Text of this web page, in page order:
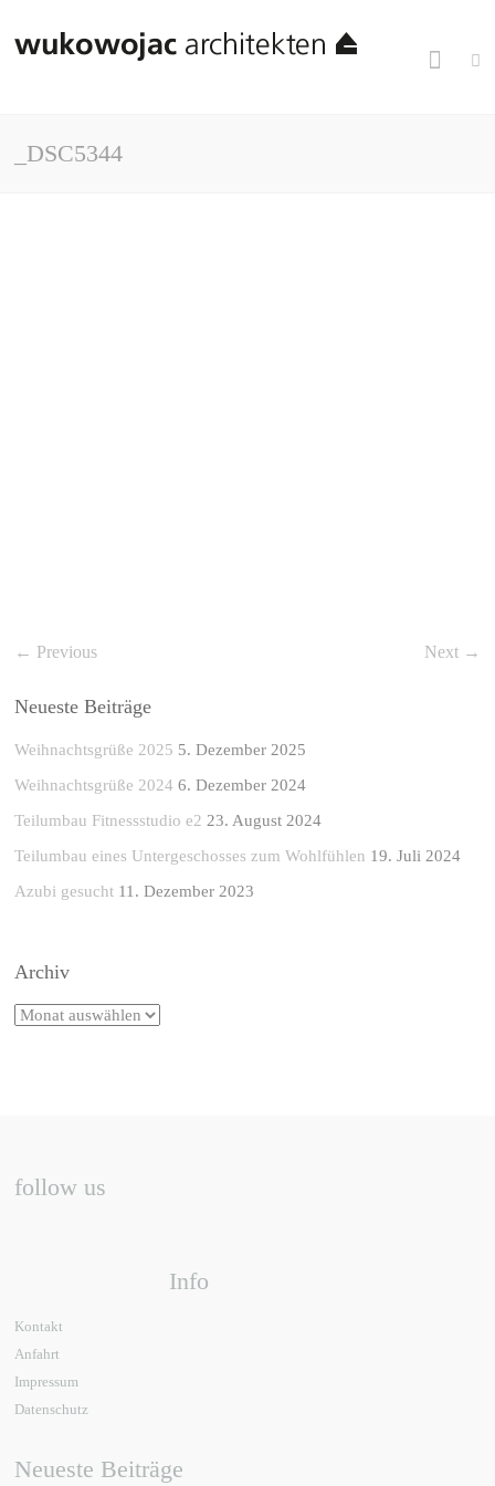
_DSC5344
← Previous Next →
Neueste Beiträge
Weihnachtsgrüße 2025 5. Dezember 2025
Weihnachtsgrüße 2024 6. Dezember 2024
Teilumbau Fitnessstudio e2 23. August 2024
Teilumbau eines Untergeschosses zum Wohlfühlen 19. Juli 2024
Azubi gesucht 11. Dezember 2023
Archiv
follow us
Info
Kontakt
Anfahrt
Impressum
Datenschutz
Neueste Beiträge